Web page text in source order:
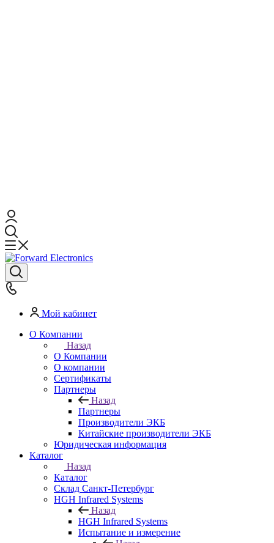
Мой кабинет
О Компании
Назад
О Компании
О компании
Сертификаты
Партнеры
Назад
Партнеры
Производители ЭКБ
Китайские производители ЭКБ
Юридическая информация
Каталог
Назад
Каталог
Cклад Санкт-Петербург
HGH Infrared Systems
Назад
HGH Infrared Systems
Испытание и измерение